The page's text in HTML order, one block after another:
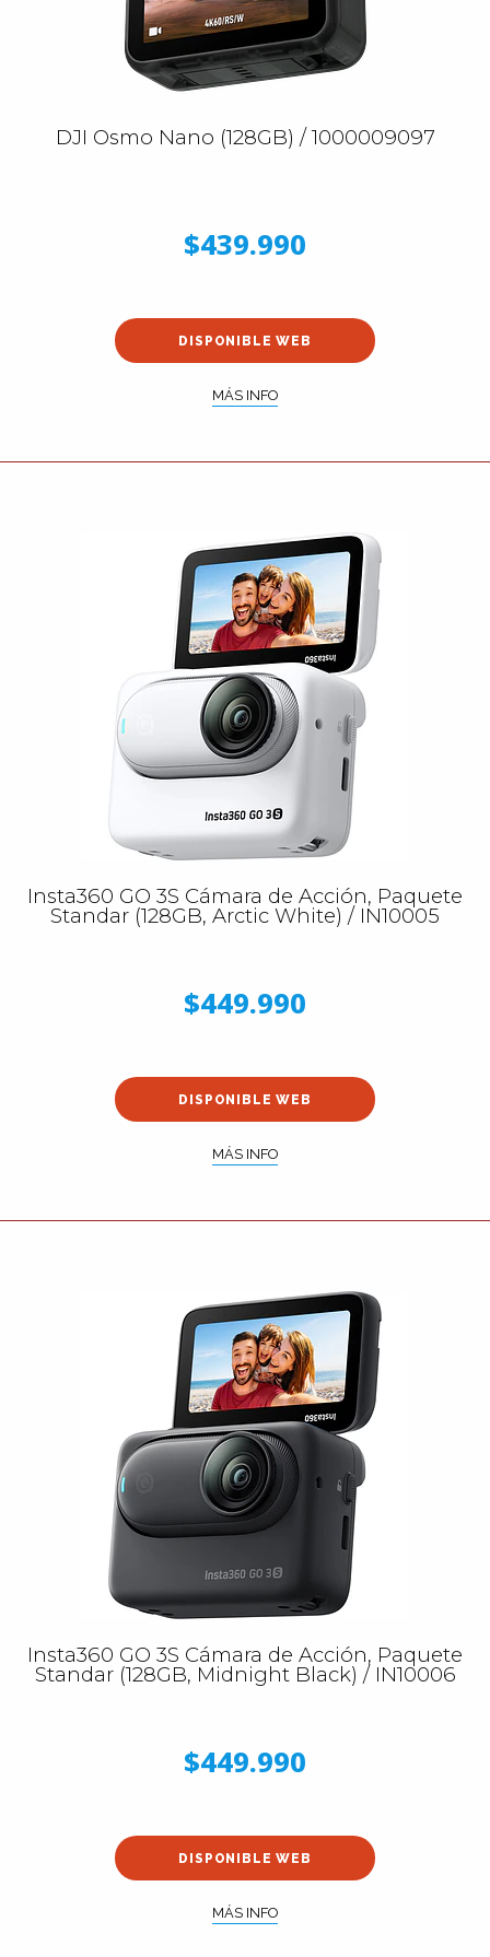
DJI Osmo Nano (128GB) / 1000009097
$439.990
DISPONIBLE WEB
MÁS INFO
Insta360 GO 3S Cámara de Acción, Paquete
Standar (128GB, Arctic White) / IN10005
$449.990
DISPONIBLE WEB
MÁS INFO
Insta360 GO 3S Cámara de Acción, Paquete
Standar (128GB, Midnight Black) / IN10006
$449.990
DISPONIBLE WEB
MÁS INFO